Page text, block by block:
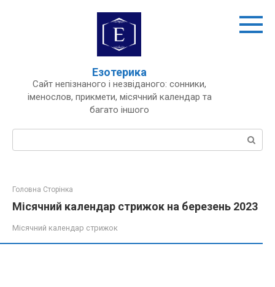
Езотерика
Сайт непізнаного і незвіданого: сонники,
іменослов, прикмети, місячний календар та
багато іншого
Пошук:
Головна Сторінка
Місячний календар стрижок на березень 2023
Місячний календар стрижок